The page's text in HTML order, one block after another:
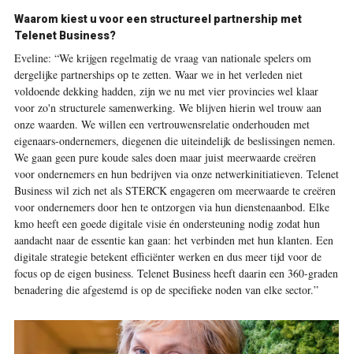
Waarom kiest u voor een structureel partnership met
Telenet Business?
Eveline: “We krijgen regelmatig de vraag van nationale spelers om
dergelijke partnerships op te zetten. Waar we in het verleden niet
voldoende dekking hadden, zijn we nu met vier provincies wel klaar
voor zo'n structurele samenwerking. We blijven hierin wel trouw aan
onze waarden. We willen een vertrouwensrelatie onderhouden met
eigenaars-ondernemers, diegenen die uiteindelijk de beslissingen nemen.
We gaan geen pure koude sales doen maar juist meerwaarde creëren
voor ondernemers en hun bedrijven via onze netwerkinitiatieven. Telenet
Business wil zich net als STERCK engageren om meerwaarde te creëren
voor ondernemers door hen te ontzorgen via hun dienstenaanbod. Elke
kmo heeft een goede digitale visie én ondersteuning nodig zodat hun
aandacht naar de essentie kan gaan: het verbinden met hun klanten. Een
digitale strategie betekent efficiënter werken en dus meer tijd voor de
focus op de eigen business. Telenet Business heeft daarin een 360-graden
benadering die afgestemd is op de specifieke noden van elke sector.”